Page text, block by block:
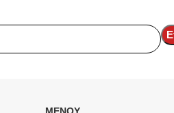
ΜΕΝΟΥ